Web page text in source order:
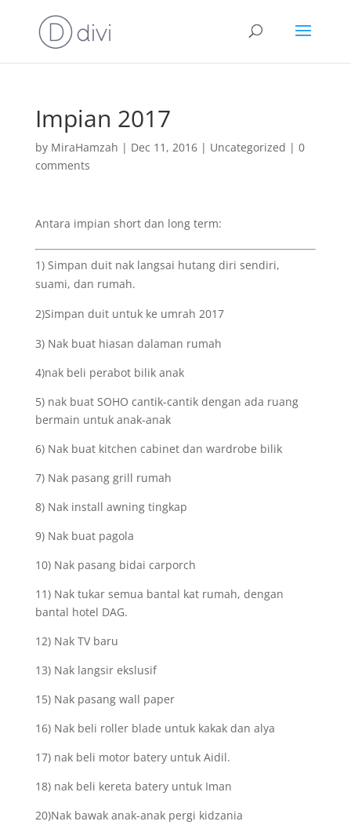
Impian 2017
by MiraHamzah | Dec 11, 2016| Uncategorized | 0
comments
Antara impian short dan long term:
1) Simpan duit nak langsai hutang diri sendiri,
suami, dan rumah.
2)Simpan duit untuk ke umrah 2017
3) Nak buat hiasan dalaman rumah
4)nak beli perabot bilik anak
5) nak buat SOHO cantik-cantik dengan ada ruang
bermain untuk anak-anak
6) Nak buat kitchen cabinet dan wardrobe bilik
7) Nak pasang grill rumah
8) Nak install awning tingkap
9) Nak buat pagola
10) Nak pasang bidai carporch
11) Nak tukar semua bantal kat rumah, dengan
bantal hotel DAG.
12) Nak TV baru
13) Nak langsir ekslusif
15) Nak pasang wall paper
16) Nak beli roller blade untuk kakak dan alya
17) nak beli motor batery untuk Aidil.
18) nak beli kereta batery untuk Iman
20)Nak bawak anak-anak pergi kidzania